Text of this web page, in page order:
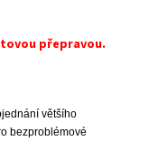
přepravou.
většího
bezproblémové